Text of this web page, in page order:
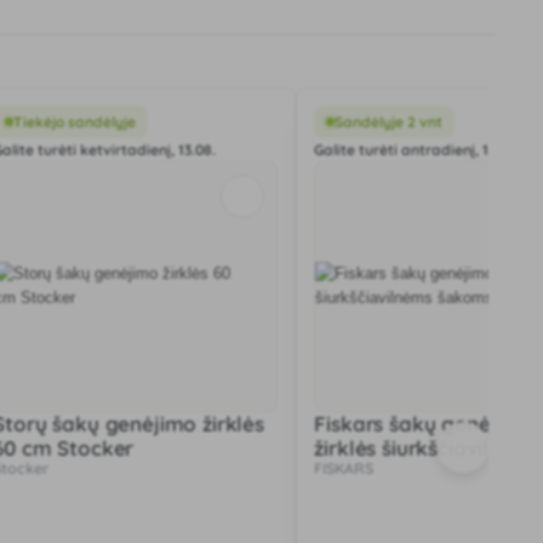
Tiekėjo sandėlyje
turėti ketvirtadienį, 13.08.
šakų genėjimo žirklės
cm Stocker
Sandėlyje 2 vnt
Galite turėti antradienį, 11.08.
Fiskars šakų genėjimo
žirklės šiurkščiavilnėms
šakoms -l- 112590
FISKARS